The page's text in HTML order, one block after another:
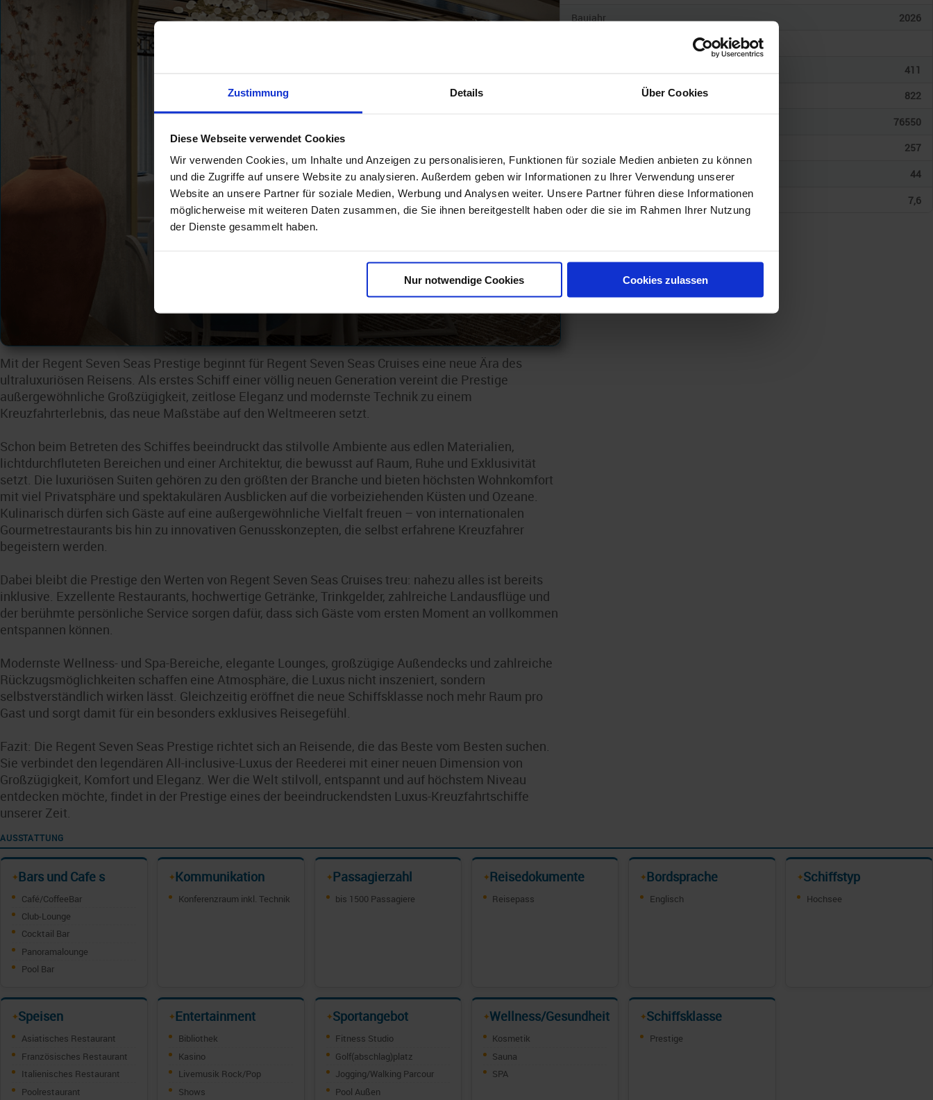
Zustimmung Details Über Cookies
Diese Webseite verwendet Cookies
Wir verwenden Cookies, um Inhalte und Anzeigen zu personalisieren, Funktionen für soziale Medien anbieten zu können
und die Zugriffe auf unsere Website zu analysieren. Außerdem geben wir Informationen zu Ihrer Verwendung unserer
Website an unsere Partner für soziale Medien, Werbung und Analysen weiter. Unsere Partner führen diese Informationen
möglicherweise mit weiteren Daten zusammen, die Sie ihnen bereitgestellt haben oder die sie im Rahmen Ihrer Nutzung
der Dienste gesammelt haben.
Nur notwendige Cookies Cookies zulassen
Mit der Regent Seven Seas Prestige beginnt für Regent Seven Seas Cruises eine neue Ära des
ultraluxuriösen Reisens. Als erstes Schiff einer völlig neuen Generation vereint die Prestige
außergewöhnliche Großzügigkeit, zeitlose Eleganz und modernste Technik zu einem
Kreuzfahrterlebnis, das neue Maßstäbe auf den Weltmeeren setzt.
Schon beim Betreten des Schiffes beeindruckt das stilvolle Ambiente aus edlen Materialien,
lichtdurchfluteten Bereichen und einer Architektur, die bewusst auf Raum, Ruhe und Exklusivität
setzt. Die luxuriösen Suiten gehören zu den größten der Branche und bieten höchsten Wohnkomfort
mit viel Privatsphäre und spektakulären Ausblicken auf die vorbeiziehenden Küsten und Ozeane.
Kulinarisch dürfen sich Gäste auf eine außergewöhnliche Vielfalt freuen – von internationalen
Gourmetrestaurants bis hin zu innovativen Genusskonzepten, die selbst erfahrene Kreuzfahrer
begeistern werden.
Dabei bleibt die Prestige den Werten von Regent Seven Seas Cruises treu: nahezu alles ist bereits
inklusive. Exzellente Restaurants, hochwertige Getränke, Trinkgelder, zahlreiche Landausflüge und
der berühmte persönliche Service sorgen dafür, dass sich Gäste vom ersten Moment an vollkommen
entspannen können.
Modernste Wellness- und Spa-Bereiche, elegante Lounges, großzügige Außendecks und zahlreiche
Rückzugsmöglichkeiten schaffen eine Atmosphäre, die Luxus nicht inszeniert, sondern
selbstverständlich wirken lässt. Gleichzeitig eröffnet die neue Schiffsklasse noch mehr Raum pro
Gast und sorgt damit für ein besonders exklusives Reisegefühl.
Fazit: Die Regent Seven Seas Prestige richtet sich an Reisende, die das Beste vom Besten suchen.
Sie verbindet den legendären All-inclusive-Luxus der Reederei mit einer neuen Dimension von
Großzügigkeit, Komfort und Eleganz. Wer die Welt stilvoll, entspannt und auf höchstem Niveau
entdecken möchte, findet in der Prestige eines der beeindruckendsten Luxus-Kreuzfahrtschiffe
unserer Zeit.
Baujahr
2026
411
822
76550
257
Breite
44
Tiefgang
7,6
AUSSTATTUNG
✦Bars und Cafe s
Café/CoffeeBar
Club-Lounge
Cocktail Bar
Panoramalounge
Pool Bar
✦Kommunikation
Konferenzraum inkl. Technik
✦Passagierzahl
bis 1500 Passagiere
✦Reisedokumente
Reisepass
✦Bordsprache
Englisch
✦Schiffstyp
Hochsee
✦Speisen
Asiatisches Restaurant
Französisches Restaurant
Italienisches Restaurant
Poolrestaurant
✦Entertainment
Bibliothek
Kasino
Livemusik Rock/Pop
Shows
✦Sportangebot
Fitness Studio
Golf(abschlag)platz
Jogging/Walking Parcour
Pool Außen
✦Wellness/Gesundheit
Kosmetik
Sauna
SPA
✦Schiffsklasse
Prestige